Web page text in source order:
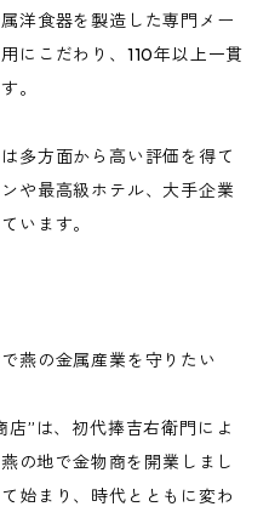
洋食器を製造した専門メー
にこだわり、110年以上一貫
。
多方面から高い評価を得て
や最高級ホテル、大手企業
います。
燕の金属産業を守りたい
”は、初代捧吉右衛門によ
の地で金物商を開業しまし
始まり、時代とともに変わ